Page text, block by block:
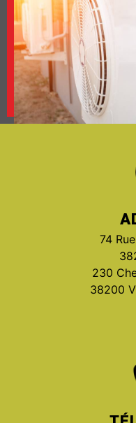
74
230
38200